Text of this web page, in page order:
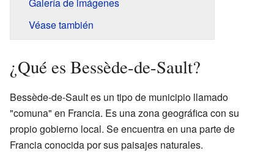
Véase también
¿Qué es Bessède-de-Sault?
Bessède-de-Sault es un tipo de municipio llamado
"comuna" en Francia. Es una zona geográfica con su
propio gobierno local. Se encuentra en una parte de
Francia conocida por sus paisajes naturales.